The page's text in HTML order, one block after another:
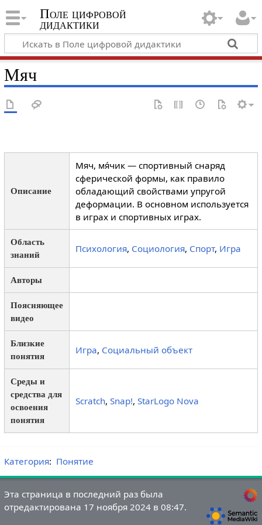
Поле цифровой
дидактики
Мяч
Описание
Мяч, мя́чик — спортивный снаряд
сферической формы, как правило
обладающий свойствами упругой
деформации. В основном используется
в играх и спортивных играх.
Область
знаний
Психология, Социология, Спорт, Игра
Авторы
Поясняющее
видео
Близкие
понятия
Игра, Социальный объект
Среды и
средства для
освоения
понятия
Scratch, Snap!, StarLogo Nova
Категория: Понятие
Эта страница в последний раз была
отредактирована 17 ноября 2024 в 08:47.